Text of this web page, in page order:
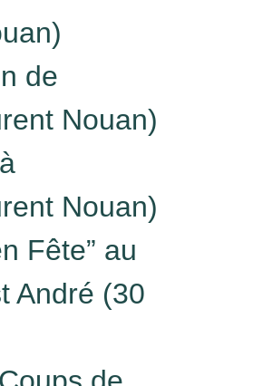
de
Nouan)
Nouan)
Fête” au
André (30